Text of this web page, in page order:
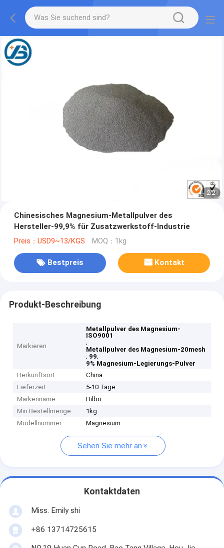
1/2
Chinesisches Magnesium-Metallpulver des
Hersteller-99,9% für Zusatzwerkstoff-Industrie
Preis：USD9~13/KGS MOQ：1kg
Bestpreis Kontakt
Produkt-Beschreibung
Markieren
Metallpulver des Magnesium-
ISO9001
,
Metallpulver des Magnesium-20mesh
, 99,
9% Magnesium-Legierungs-Pulver
Herkunftsort
China
Lieferzeit
5-10 Tage
Markenname
Hilbo
Min Bestellmenge
1kg
Modellnummer
Magnesium
Sehen Sie mehr an
Kontaktdaten
Miss. Emily shi
+86 13714725615